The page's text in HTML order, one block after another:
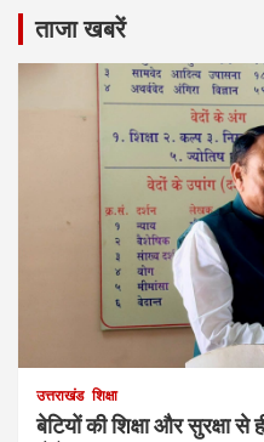
ताजा खबरें
उत्तराखंड शिक्षा
बेटियों की शिक्षा और सुरक्षा से